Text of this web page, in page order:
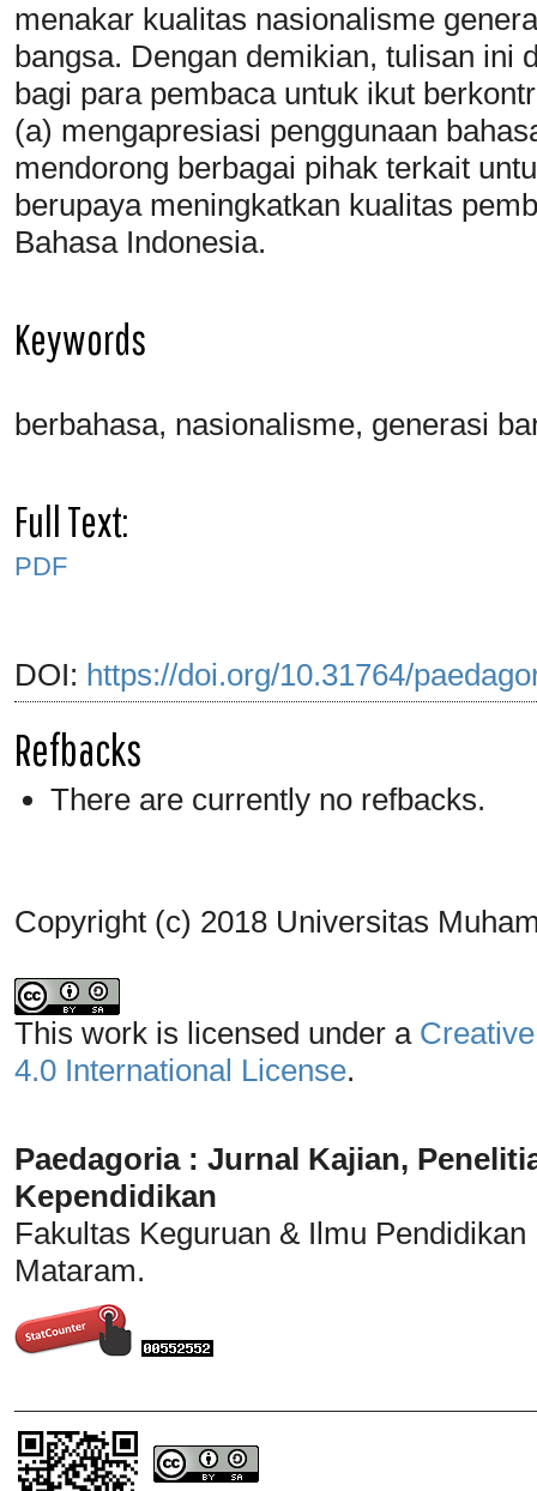
menakar kualitas nasionalisme
bangsa. Dengan demikian, tulisan ini
bagi para pembaca untuk ikut
(a) mengapresiasi penggunaan
mendorong berbagai pihak terkait
berupaya meningkatkan kualitas
Bahasa Indonesia.
Keywords
berbahasa, nasionalisme, generasi
Full Text:
PDF
DOI: https://doi.org/10.31764/
Refbacks
There are currently no refbacks.
Copyright (c) 2018 Universitas
This work is licensed under a
4.0 International License.
Paedagoria : Jurnal Kajian,
Kependidikan
Fakultas Keguruan & Ilmu
Mataram.